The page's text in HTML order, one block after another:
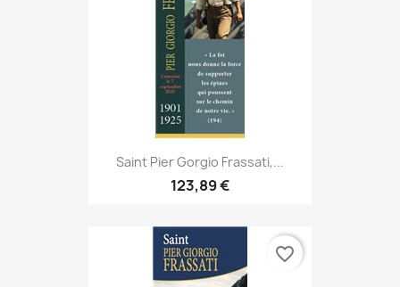
Saint Pier Gorgio Frassati,...
123,89 €
favorite_border